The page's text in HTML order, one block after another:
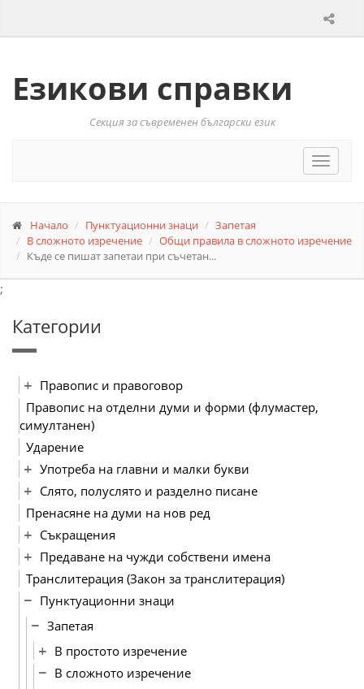
Езикови справки
Секция за съвременен български език
Toggle
Начало Пунктуационни знаци
Запетая
В сложното изречение
Общи правила в сложното изречение
Къде се пишат запетаи при съчетан...
;
Категории
Правопис и правоговор
Правопис на отделни думи и форми (флумастер,
симултанен)
Ударение
Употреба на главни и малки букви
Слято, полуслято и разделно писане
Пренасяне на думи на нов ред
Съкращения
Предаване на чужди собствени имена
Транслитерация (Закон за транслитерация)
Пунктуационни знаци
Запетая
В простото изречение
В сложното изречение